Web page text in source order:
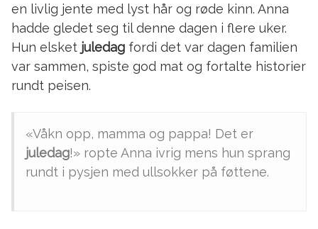
en livlig jente med lyst hår og røde kinn. Anna
hadde gledet seg til denne dagen i flere uker.
Hun elsket juledag fordi det var dagen familien
var sammen, spiste god mat og fortalte historier
rundt peisen.
«Våkn opp, mamma og pappa! Det er
juledag!» ropte Anna ivrig mens hun sprang
rundt i pysjen med ullsokker på føttene.